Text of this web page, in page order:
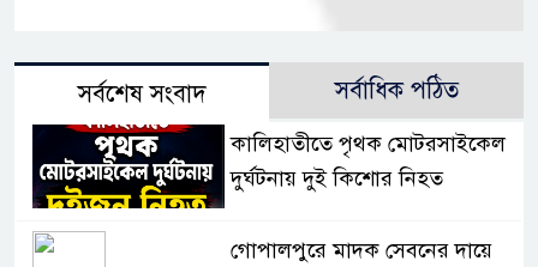
সর্বশেষ সংবাদ সর্বাধিক পঠিত
কালিহাতীতে পৃথক মোটরসাইকেল
দুর্ঘটনায় দুই কিশোর নিহত
গোপালপুরে মাদক সেবনের দায়ে